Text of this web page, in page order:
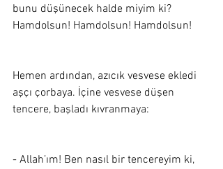
bunu düşünecek halde miyim ki?
Hamdolsun! Hamdolsun! Hamdolsun!
Hemen ardından, azıcık vesvese ekledi
aşçı çorbaya. İçine vesvese düşen
tencere, başladı kıvranmaya:
- Allah’ım! Ben nasıl bir tencereyim ki,